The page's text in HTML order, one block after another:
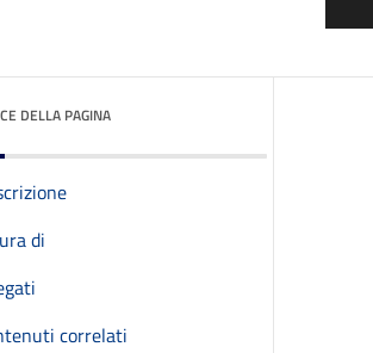
DELLA PAGINA
di
correlati